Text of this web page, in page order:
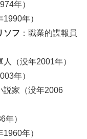
年）
1990年）
ソフ ：職業的諜報員
人（没年2001年）
年）
説家（没年2006
年）
1960年）